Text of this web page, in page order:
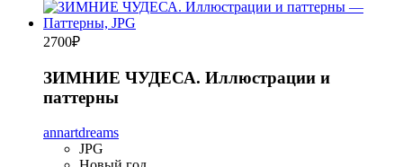
2700₽
ЗИМНИЕ ЧУДЕСА. Иллюстрации и
паттерны
annartdreams
JPG